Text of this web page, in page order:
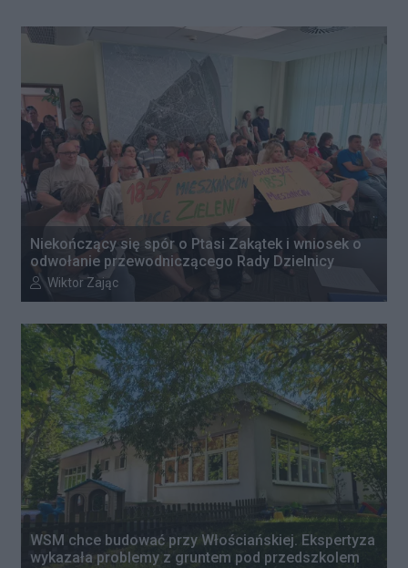
Niekończący się spór o Ptasi Zakątek i wniosek o
odwołanie przewodniczącego Rady Dzielnicy
Autor artykułu:
Wiktor Zając
WSM chce budować przy Włościańskiej. Ekspertyza
wykazała problemy z gruntem pod przedszkolem